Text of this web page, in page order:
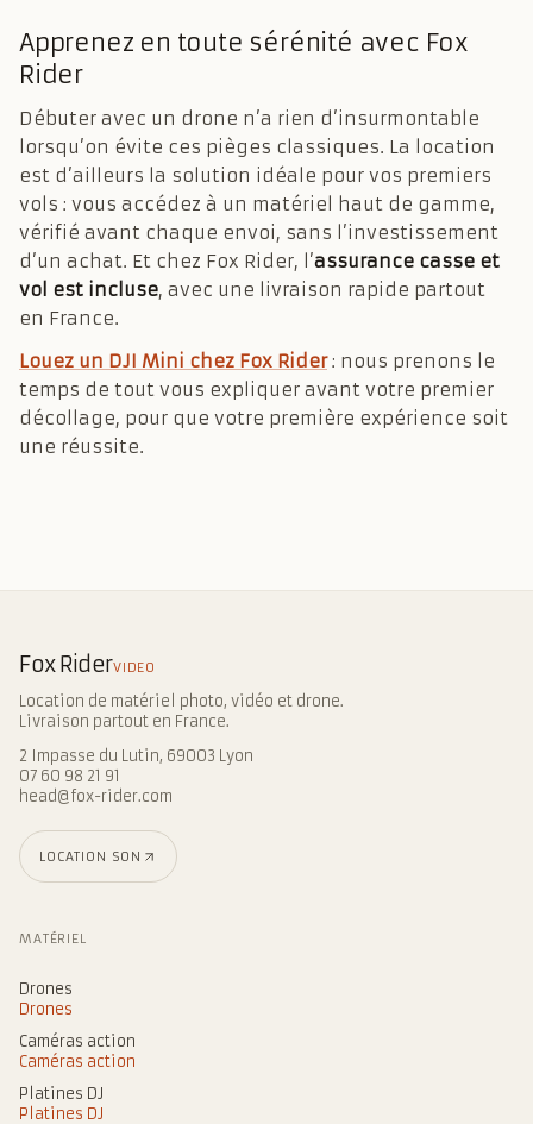
Apprenez en toute sérénité avec Fox
Rider
Débuter avec un drone n’a rien d’insurmontable
lorsqu’on évite ces pièges classiques. La location
est d’ailleurs la solution idéale pour vos premiers
vols : vous accédez à un matériel haut de gamme,
vérifié avant chaque envoi, sans l’investissement
d’un achat. Et chez Fox Rider, l’assurance casse et
vol est incluse, avec une livraison rapide partout
en France.
Louez un DJI Mini chez Fox Rider: nous prenons le
temps de tout vous expliquer avant votre premier
décollage, pour que votre première expérience soit
une réussite.
Fox RiderVIDEO
Location de matériel photo, vidéo et drone.
Livraison partout en France.
2 Impasse du Lutin, 69003 Lyon
07 60 98 21 91
head@fox-rider.com
LOCATION SON
MATÉRIEL
Drones
Drones
Caméras action
Caméras action
Platines DJ
Platines DJ